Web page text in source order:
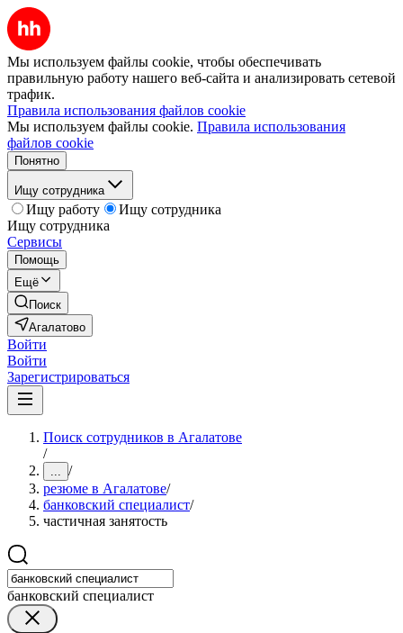
Мы используем файлы cookie, чтобы обеспечивать
правильную работу нашего веб-сайта и анализировать сетевой
трафик.
Правила использования файлов cookie
Мы используем файлы cookie. Правила использования
файлов cookie
Понятно
Ищу сотрудника
Ищу работу
Ищу сотрудника
Ищу сотрудника
Сервисы
Помощь
Ещё
Поиск
Агалатово
Войти
Войти
Зарегистрироваться
Поиск сотрудников в Агалатове
/
... /
резюме в Агалатове/
банковский специалист/
частичная занятость
банковский специалист